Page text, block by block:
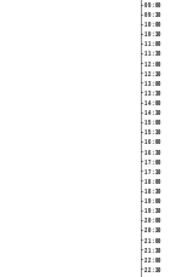
09:00
09:30
10:00
10:30
11:00
11:30
12:00
12:30
13:00
13:30
14:00
14:30
15:00
15:30
16:00
16:30
17:00
17:30
18:00
18:30
19:00
19:30
20:00
20:30
21:00
21:30
22:00
22:30